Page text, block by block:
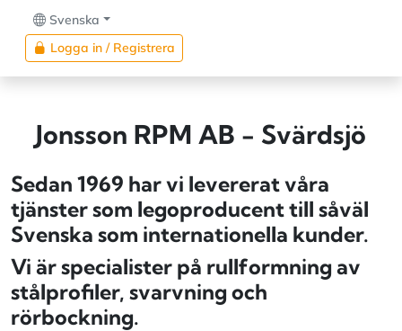
Svenska
Logga in / Registrera
Jonsson RPM AB - Svärdsjö
Sedan 1969 har vi levererat våra
tjänster som legoproducent till såväl
Svenska som internationella kunder.
Vi är specialister på rullformning av
stålprofiler, svarvning och
rörbockning.